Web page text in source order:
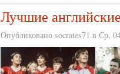
Лучшие
Опубликовано socrates71 в Ср,